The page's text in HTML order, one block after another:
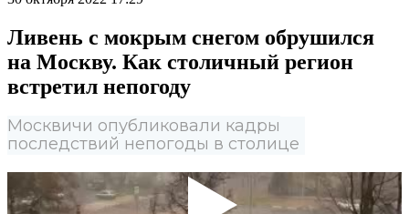
Ливень с мокрым снегом обрушился
на Москву. Как столичный регион
встретил непогоду
Москвичи опубликовали кадры
последствий непогоды в столице